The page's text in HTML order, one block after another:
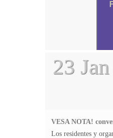
23 Jan
VESA NOTA!
Los residentes y